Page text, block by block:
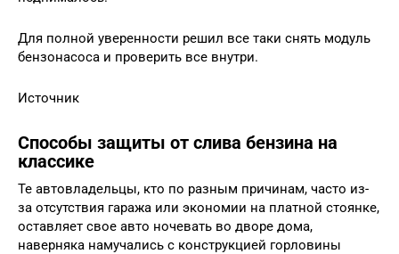
Для полной уверенности решил все таки снять модуль
бензонасоса и проверить все внутри.
Источник
Способы защиты от слива бензина на
классике
Те автовладельцы, кто по разным причинам, часто из-
за отсутствия гаража или экономии на платной стоянке,
оставляет свое авто ночевать во дворе дома,
наверняка намучались с конструкцией горловины